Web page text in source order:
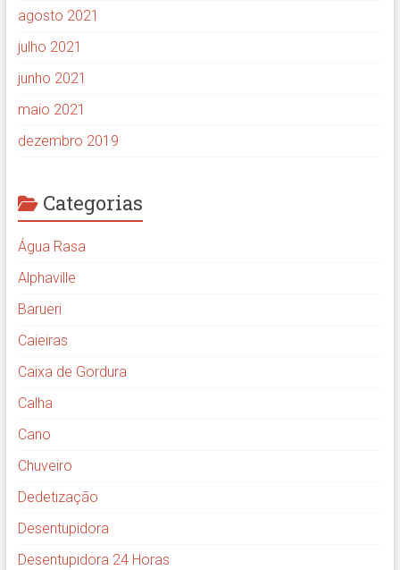
agosto 2021
julho 2021
junho 2021
maio 2021
dezembro 2019
Categorias
Água Rasa
Alphaville
Barueri
Caieiras
Caixa de Gordura
Calha
Cano
Chuveiro
Dedetização
Desentupidora
Desentupidora 24 Horas